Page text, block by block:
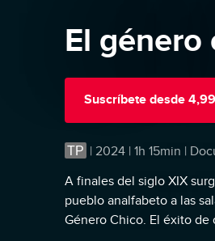
El género
Suscríbete desde
TP | 2024 | 1h 15min |
A finales del siglo XIX
pueblo analfabeto a las
Género Chico. El éxito de